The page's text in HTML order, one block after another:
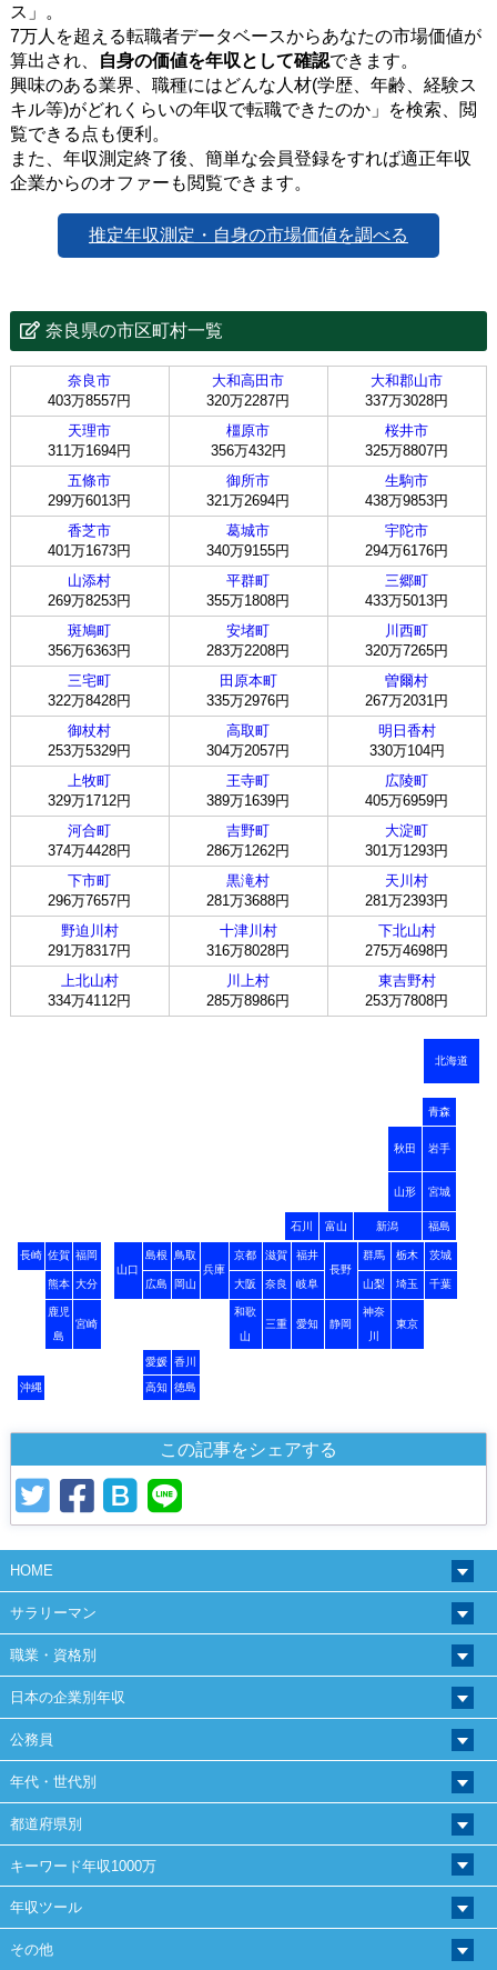
ス」。
7万人を超える転職者データベースからあなたの市場価値が
算出され、
自身の価値を年収として確認できます。
興味のある業界、職種にはどんな人材(学歴、年齢、経験ス
キル等)がどれくらいの年収で転職できたのか」を検索、閲
覧できる点も便利。
また、年収測定終了後、簡単な会員登録をすれば適正年収
企業からのオファーも閲覧できます。
推定年収測定・自身の市場価値を調べる
奈良県の市区町村一覧
奈良市
403万8557円
大和高田市
320万2287円
大和郡山市
337万3028円
天理市
311万1694円
橿原市
356万432円
桜井市
325万8807円
五條市
299万6013円
御所市
321万2694円
生駒市
438万9853円
香芝市
401万1673円
葛城市
340万9155円
宇陀市
294万6176円
山添村
269万8253円
平群町
355万1808円
三郷町
433万5013円
斑鳩町
356万6363円
安堵町
283万2208円
川西町
320万7265円
三宅町
322万8428円
田原本町
335万2976円
曽爾村
267万2031円
御杖村
253万5329円
高取町
304万2057円
明日香村
330万104円
上牧町
329万1712円
王寺町
389万1639円
広陵町
405万6959円
河合町
374万4428円
吉野町
286万1262円
大淀町
301万1293円
下市町
296万7657円
黒滝村
281万3688円
天川村
281万2393円
野迫川村
291万8317円
十津川村
316万8028円
下北山村
275万4698円
上北山村
334万4112円
川上村
285万8986円
東吉野村
253万7808円
北海道
青森
秋田 岩手
山形 宮城
石川 富山 新潟 福島
長崎 佐賀 福岡
山口
島根
鳥取
兵庫
京都 滋賀
福井
長野
群馬 栃木 茨城
熊本 大分 広島 岡山 大阪 奈良 岐阜 山梨 埼玉 千葉
鹿児
島
宮崎
和歌
山
三重 愛知 静岡
神奈
川
東京
愛媛 香川
沖縄 高知 徳島
この記事をシェアする
HOME
サラリーマン
職業・資格別
日本の企業別年収
公務員
年代・世代別
都道府県別
キーワード年収1000万
年収ツール
その他